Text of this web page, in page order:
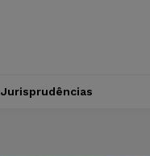
Jurisprudências